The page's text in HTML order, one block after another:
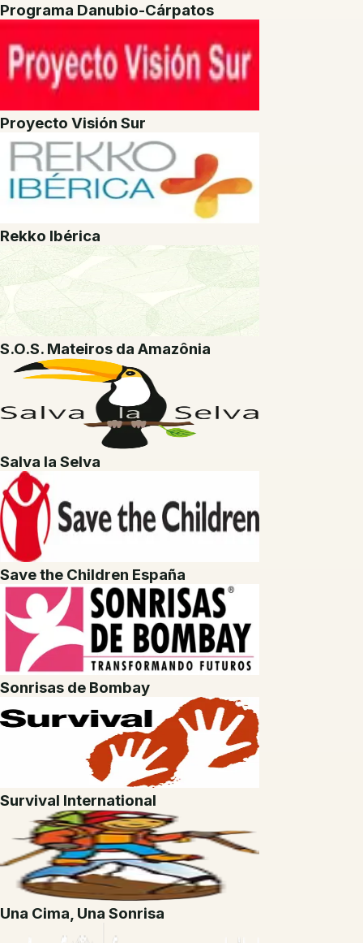
Programa Danubio-Cárpatos
Proyecto Visión Sur
Rekko Ibérica
S.O.S. Mateiros da Amazônia
Salva la Selva
Save the Children España
Sonrisas de Bombay
Survival International
Una Cima, Una Sonrisa